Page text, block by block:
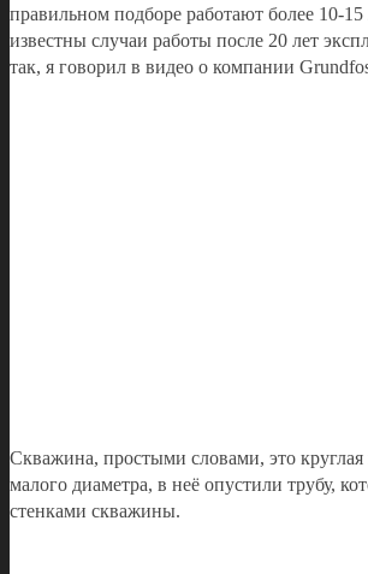
правильном подборе работают более 10-
известны случаи работы после 20 лет
так, я говорил в видео о компании
Скважина, простыми словами, это круглая
малого диаметра, в неё опустили трубу,
стенками скважины.